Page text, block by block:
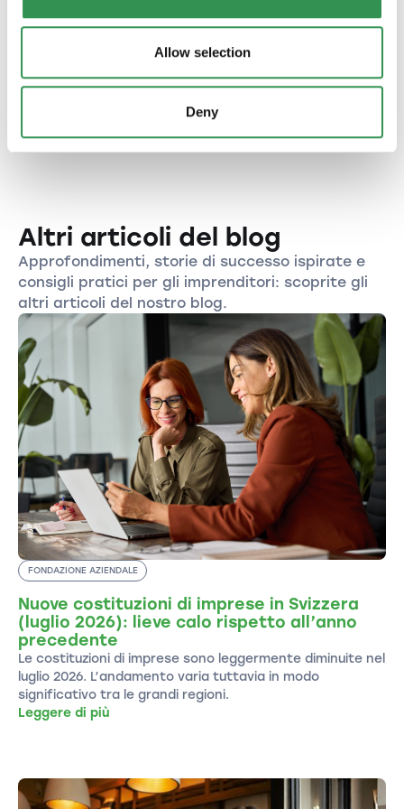
Allow selection
Deny
Creare un'impresa in Svizzera: guida completa
Creare subito la mia impresa
Altri articoli del blog
Approfondimenti, storie di successo ispirate e
consigli pratici per gli imprenditori: scoprite gli
altri articoli del nostro blog.
FONDAZIONE AZIENDALE
Nuove costituzioni di imprese in Svizzera
(luglio 2026): lieve calo rispetto all’anno
precedente
Le costituzioni di imprese sono leggermente diminuite nel
luglio 2026. L’andamento varia tuttavia in modo
significativo tra le grandi regioni.
Leggere di più